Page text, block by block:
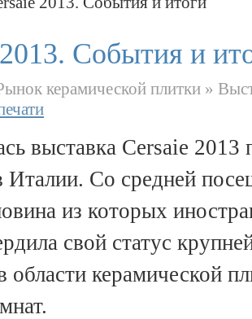
События и
керамической плитки »
выставка Сersaie
Италии. Со средней
из которых
свой статус
области керамической